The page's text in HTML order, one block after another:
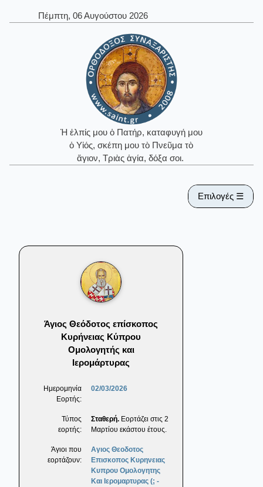
Πέμπτη, 06 Αυγούστου 2026
Ἡ ἐλπίς μου ὁ Πατήρ, καταφυγή μου
ὁ Υἱός, σκέπη μου τὸ Πνεῦμα τὸ
ἅγιον, Τριὰς ἁγία, δόξα σοι.
Επιλογές ☰
Άγιος Θεόδοτος επίσκοπος
Κυρήνειας Κύπρου
Ομολογητής και
Ιερομάρτυρας
Ημερομηνία
Εορτής:
02/03/2026
Τύπος
εορτής:
Σταθερή. Εορτάζει στις 2
Μαρτίου εκάστου έτους.
Άγιοι που
εορτάζουν:
Αγιος Θεοδοτος
Επισκοπος Κυρηνειας
Κυπρου Ομολογητης
Και Ιερομαρτυρας (; -